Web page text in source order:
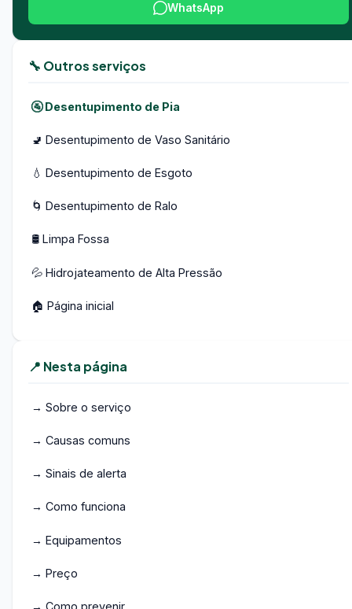
WhatsApp
🔧 Outros serviços
🚰 Desentupimento de Pia
🚽 Desentupimento de Vaso Sanitário
💧 Desentupimento de Esgoto
🌀 Desentupimento de Ralo
🛢️ Limpa Fossa
💦 Hidrojateamento de Alta Pressão
🏠 Página inicial
📍 Nesta página
→ Sobre o serviço
→ Causas comuns
→ Sinais de alerta
→ Como funciona
→ Equipamentos
→ Preço
→ Como prevenir